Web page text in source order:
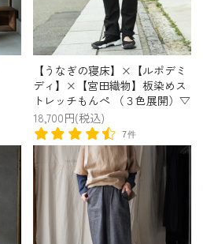
【うなぎの寝床】×【ルポデミ
ディ】×【宮田織物】板染めス
トレッチもんぺ （３色展開）▽
18,700円(税込)
7件